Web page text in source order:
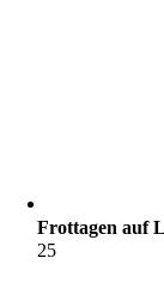
Frottagen auf
25